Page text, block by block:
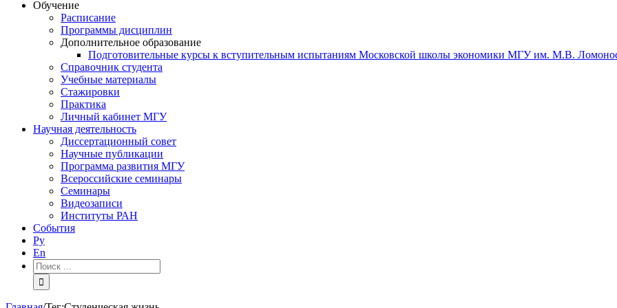
Обучение
Расписание
Программы дисциплин
Дополнительное образование
Подготовительные курсы к вступительным испытаниям Московской школы экономики МГУ им. М.В.
Справочник студента
Учебные материалы
Стажировки
Практика
Личный кабинет МГУ
Научная деятельность
Диссертационный совет
Научные публикации
Программа развития МГУ
Всероссийские семинары
Семинары
Видеозаписи
Институты РАН
События
Ру
En
Результат
поиска: